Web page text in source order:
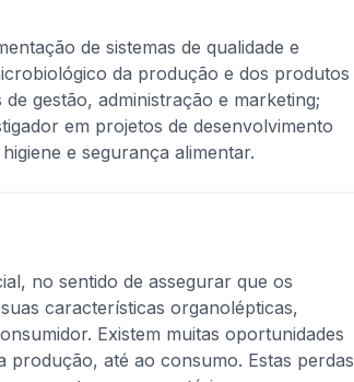
de sistemas de qualidade e
da produção e dos produtos
gestão, administração e marketing;
em projetos de desenvolvimento
e segurança alimentar.
no sentido de assegurar que os
características organolépticas,
Existem muitas oportunidades
produção, até ao consumo. Estas perdas